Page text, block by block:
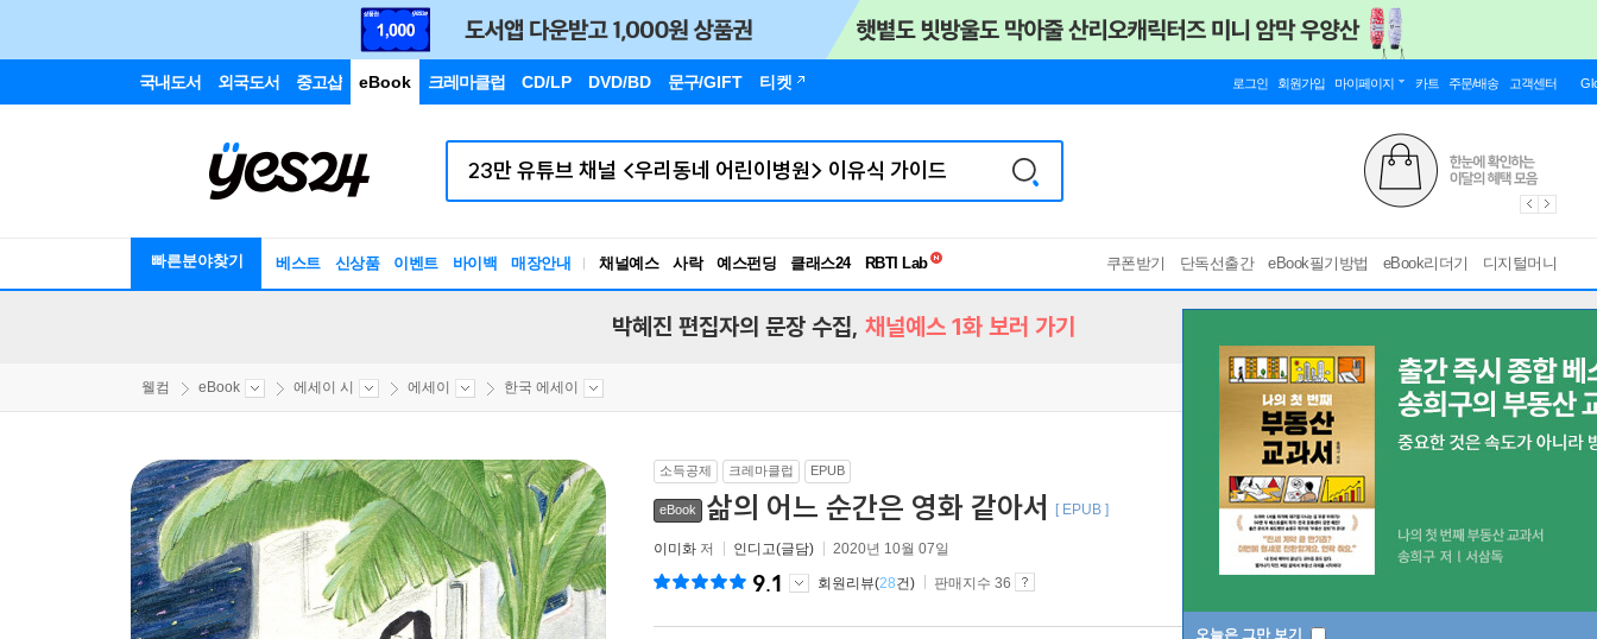
국내도서 외국도서 중고샵 eBook 크레마클럽 CD/LP DVD/BD 문구/GIFT 티켓 로그인 회원가입 마이페이지 카트 주문/배송 고객센터
빠른분야찾기 베스트 신상품 이벤트 바이백 매장안내 채널예스 사락 예스펀딩 클래스24
독서유형검사
쿠폰받기 단독선출간 eBook필기방법 eBook리더기 디지털머니
오늘은 그만 보기
박혜진 편집자의 문장 수집, 채널예스 1화 보러 가기
웰컴 eBook 에세이 시 에세이 한국 에세이
소득공제 크레마클럽 EPUB
eBook 삶의 어느 순간은 영화 같아서 [ EPUB ]
이미화 저 인디고(글담) 2020년 10월 07일
9.1 회원리뷰(28건) 판매지수 36